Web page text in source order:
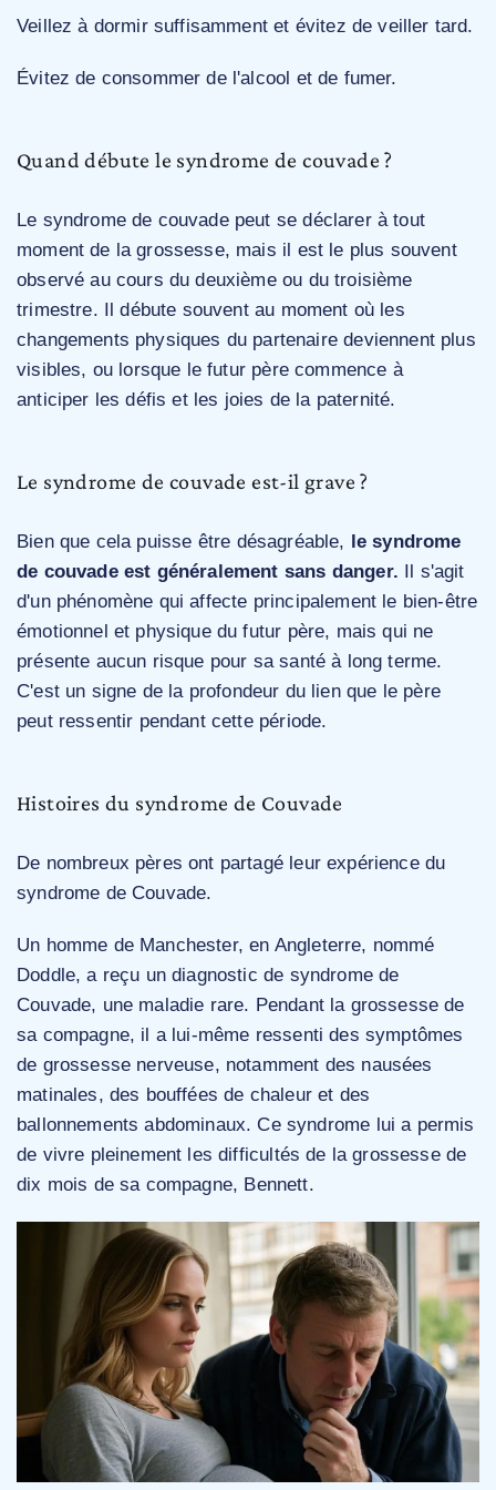
Veillez à dormir suffisamment et évitez de veiller tard.
Évitez de consommer de l'alcool et de fumer.
Quand débute le syndrome de couvade ?
Le syndrome de couvade peut se déclarer à tout
moment de la grossesse, mais il est le plus souvent
observé au cours du deuxième ou du troisième
trimestre. Il débute souvent au moment où les
changements physiques du partenaire deviennent plus
visibles, ou lorsque le futur père commence à
anticiper les défis et les joies de la paternité.
Le syndrome de couvade est-il grave ?
Bien que cela puisse être désagréable,
le syndrome
de couvade est généralement sans danger. Il s'agit
d'un phénomène qui affecte principalement le bien-être
émotionnel et physique du futur père, mais qui ne
présente aucun risque pour sa santé à long terme.
C'est un signe de la profondeur du lien que le père
peut ressentir pendant cette période.
Histoires du syndrome de Couvade
De nombreux pères ont partagé leur expérience du
syndrome de Couvade.
Un homme de Manchester, en Angleterre, nommé
Doddle, a reçu un diagnostic de syndrome de
Couvade, une maladie rare. Pendant la grossesse de
sa compagne, il a lui-même ressenti des symptômes
de grossesse nerveuse, notamment des nausées
matinales, des bouffées de chaleur et des
ballonnements abdominaux. Ce syndrome lui a permis
de vivre pleinement les difficultés de la grossesse de
dix mois de sa compagne, Bennett.